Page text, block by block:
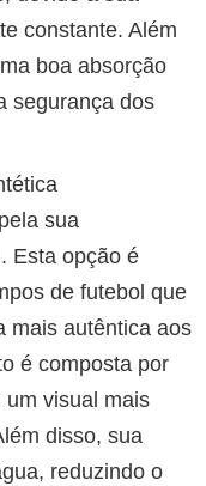
constante. Além
boa absorção
segurança dos
sua
Esta opção é
de futebol que
mais autêntica aos
é composta por
um visual mais
disso, sua
reduzindo o